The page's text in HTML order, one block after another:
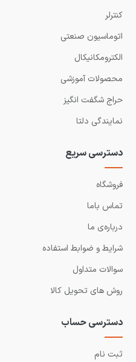
کنترلر
اتوماسیون صنعتی
الکترومکانیکال
محصولات آموزشی
حراج شگفت انگیز
نمایندگی دلتا
دسترسی سریع
فروشگاه
تماس باما
درباره‌ی ما
شرایط و ضوابط استفاده
سوالات متداول
روش های تحویل کالا
دسترسی حساب
ثبت نام